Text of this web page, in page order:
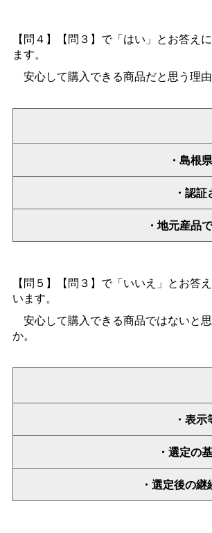
【問４】【問３】で「はい」とお答え
ます。
安心して購入できる商品だと思う理由
・島根
・認
・地元産品
【問５】【問３】で「いいえ」とお答
います。
安心して購入できる商品ではないと
か。
・表
・選定の
・選定後の